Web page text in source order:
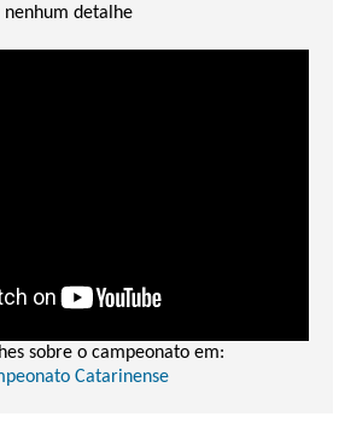
nenhum detalhe
sobre o campeonato em:
Catarinense